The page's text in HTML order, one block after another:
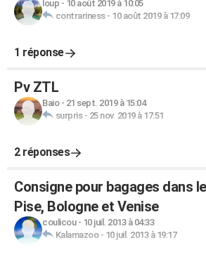
loup - 10 août 2019 à 10:05
contrariness- 10 août 2019 à 17:09
1 réponse
Pv ZTL
Baio- 21 sept. 2019 à 15:04
surpris- 25 nov. 2019 à 17:51
2 réponses
Consigne pour bagages dans
Pise, Bologne et Venise
coulicou- 10 juil. 2013 à 04:33
Kalamazoo- 10 juil. 2013 à 19:17